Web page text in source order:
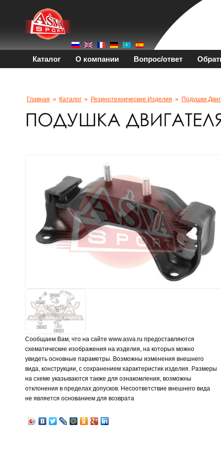
Каталог О компании Вопрос/ответ
Главная » Каталог » Резинотехнические Изделия » Подушки
Сообщаем Вам, что на сайте www.asva.ru предоставляются
схематические изображения на изделия, на которых можно
увидеть основные параметры. Возможны изменения внешнего
вида, конструкции, с сохранением характеристик изделия. Размеры
на схеме указываются также для ознакомления, возможны
отклонения в пределах допусков. Несоответствие внешнего вида
не является основанием для возврата